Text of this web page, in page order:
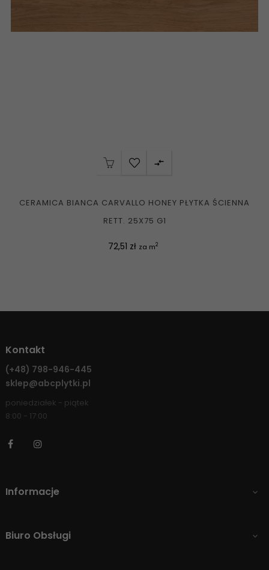

CERAMICA BIANCA CARVALLO HONEY PŁYTKA ŚCIENNA
RETT. 25X75 G1
Cena
72,51 zł za m2
Kontakt
(+48) 798-946-445
sklep@abcplytki.pl
poniedziałek - piątek
8:00 - 17:00
Facebook
Informacje 
Biuro Obsługi 